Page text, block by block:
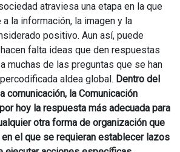
atraviesa una etapa en la que
la información, la imagen y la
positivo. Aun así, puede
falta ideas que den respuestas
muchas de las preguntas que se han
aldea global. Dentro del
comunicación, la Comunicación
hoy la respuesta más adecuada para
otra forma de organización que
el que se requieran establecer lazos